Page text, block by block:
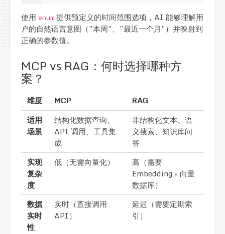
使用 enum 提供预定义的时间范围选项，AI 能够理解用
户的自然语言意图（”本周”、”最近一个月”）并映射到
正确的参数值。
MCP vs RAG：何时选择哪种方
案？
维度 MCP
RAG
适用
场景
结构化数据查询、
API 调用、工具集
成
非结构化文本、语
义搜索、知识库问
答
实现
复杂
度
低（无需向量化）
高（需要
Embedding + 向量
数据库）
数据
实时
性
实时（直接调用
API）
延迟（需要定期索
引）